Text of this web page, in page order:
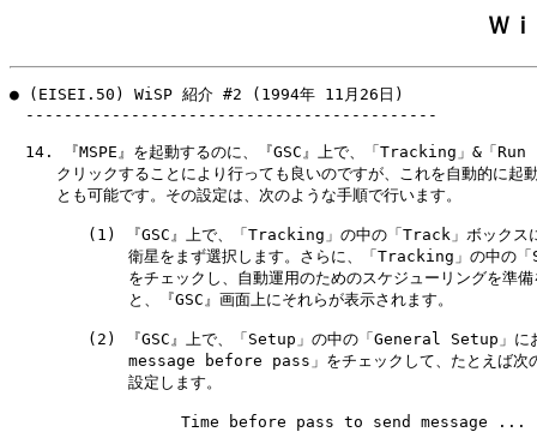
Ｗ
● (EISEI.50) WiSP 紹介 #2 (1994年 11月26日)
-------------------------------------------
14. 『MSPE』を起動するのに、『GSC』上で、「Tracking」&「Run
クリックすることにより行っても良いのですが、これを自動的に起
とも可能です。その設定は、次のような手順で行います。
(1) 『GSC』上で、「Tracking」の中の「Track」ボックスに
衛星をまず選択します。さらに、「Tracking」の中の「
をチェックし、自動運用のためのスケジューリングを準備
と、『GSC』画面上にそれらが表示されます。
(2) 『GSC』上で、「Setup」の中の「General Setup」に
message before pass」をチェックして、たとえば次の
設定します。
Time before pass to send message ...